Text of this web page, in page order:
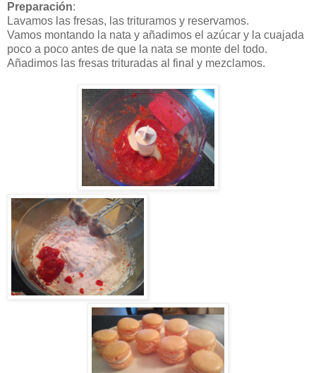
Preparación:
Lavamos las fresas, las trituramos y reservamos.
Vamos montando la nata y añadimos el azúcar y la cuajada
poco a poco antes de que la nata se monte del todo.
Añadimos las fresas trituradas al final y mezclamos.